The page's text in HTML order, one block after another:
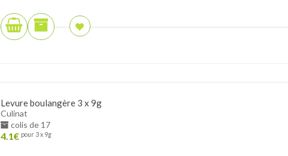
Levure boulangère 3 x 9g
Culinat
colis de 17
4.1€ pour 3 x 9g